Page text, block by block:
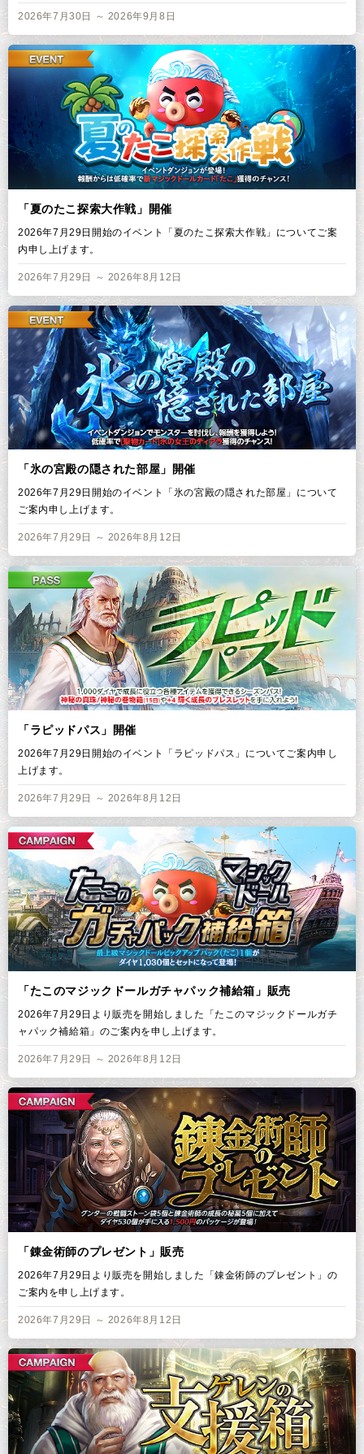
2026年7月30日 ～ 2026年9月8日
「夏のたこ探索大作戦」開催
2026年7月29日開始のイベント「夏のたこ探索大作戦」についてご案
内申し上げます。
2026年7月29日 ～ 2026年8月12日
「氷の宮殿の隠された部屋」開催
2026年7月29日開始のイベント「氷の宮殿の隠された部屋」について
ご案内申し上げます。
2026年7月29日 ～ 2026年8月12日
「ラピッドパス」開催
2026年7月29日開始のイベント「ラピッドパス」についてご案内申し
上げます。
2026年7月29日 ～ 2026年8月12日
「たこのマジックドールガチャパック補給箱」販売
2026年7月29日より販売を開始しました「たこのマジックドールガチ
ャパック補給箱」のご案内を申し上げます。
2026年7月29日 ～ 2026年8月12日
「錬金術師のプレゼント」販売
2026年7月29日より販売を開始しました「錬金術師のプレゼント」の
ご案内を申し上げます。
2026年7月29日 ～ 2026年8月12日